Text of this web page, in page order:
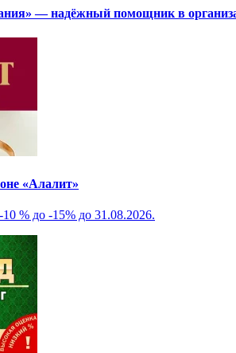
— надёжный помощник в
«Алалит»
% до -15% до 31.08.2026.